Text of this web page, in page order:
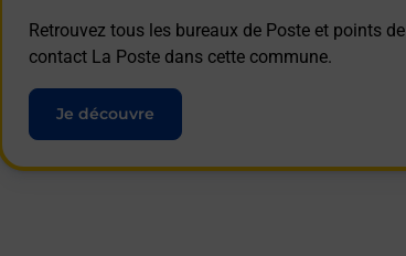
Retrouvez tous les bureaux de Poste et points de
contact La Poste dans cette commune.
Je découvre